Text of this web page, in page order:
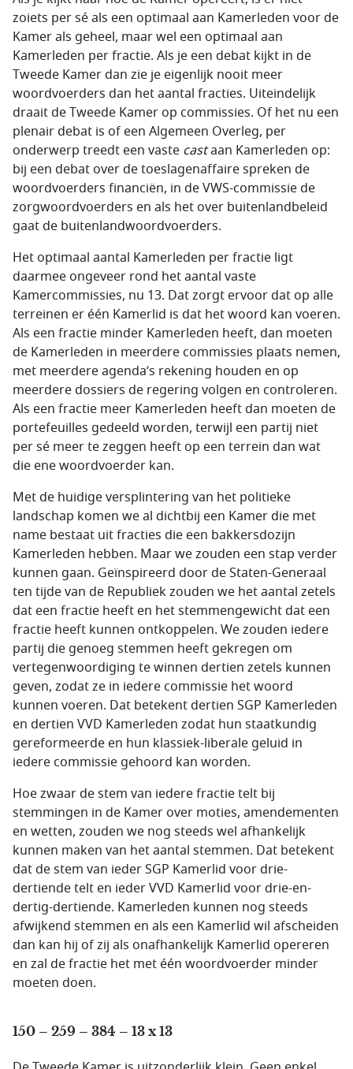
zoiets per sé als een optimaal aan Kamerleden voor de
Kamer als geheel, maar wel een optimaal aan
Kamerleden per fractie. Als je een debat kijkt in de
Tweede Kamer dan zie je eigenlijk nooit meer
woordvoerders dan het aantal fracties. Uiteindelijk
draait de Tweede Kamer op commissies. Of het nu een
plenair debat is of een Algemeen Overleg, per
onderwerp treedt een vaste castaan Kamerleden op:
bij een debat over de toeslagenaffaire spreken de
woordvoerders financiën, in de VWS-commissie de
zorgwoordvoerders en als het over buitenlandbeleid
gaat de buitenlandwoordvoerders.
Het optimaal aantal Kamerleden per fractie ligt
daarmee ongeveer rond het aantal vaste
Kamercommissies, nu 13. Dat zorgt ervoor dat op alle
terreinen er één Kamerlid is dat het woord kan voeren.
Als een fractie minder Kamerleden heeft, dan moeten
de Kamerleden in meerdere commissies plaats nemen,
met meerdere agenda’s rekening houden en op
meerdere dossiers de regering volgen en controleren.
Als een fractie meer Kamerleden heeft dan moeten de
portefeuilles gedeeld worden, terwijl een partij niet
per sé meer te zeggen heeft op een terrein dan wat
die ene woordvoerder kan.
Met de huidige versplintering van het politieke
landschap komen we al dichtbij een Kamer die met
name bestaat uit fracties die een bakkersdozijn
Kamerleden hebben. Maar we zouden een stap verder
kunnen gaan. Geïnspireerd door de Staten-Generaal
ten tijde van de Republiek zouden we het aantal zetels
dat een fractie heeft en het stemmengewicht dat een
fractie heeft kunnen ontkoppelen. We zouden iedere
partij die genoeg stemmen heeft gekregen om
vertegenwoordiging te winnen dertien zetels kunnen
geven, zodat ze in iedere commissie het woord
kunnen voeren. Dat betekent dertien SGP Kamerleden
en dertien VVD Kamerleden zodat hun staatkundig
gereformeerde en hun klassiek-liberale geluid in
iedere commissie gehoord kan worden.
Hoe zwaar de stem van iedere fractie telt bij
stemmingen in de Kamer over moties, amendementen
en wetten, zouden we nog steeds wel afhankelijk
kunnen maken van het aantal stemmen. Dat betekent
dat de stem van ieder SGP Kamerlid voor drie-
dertiende telt en ieder VVD Kamerlid voor drie-en-
dertig-dertiende. Kamerleden kunnen nog steeds
afwijkend stemmen en als een Kamerlid wil afscheiden
dan kan hij of zij als onafhankelijk Kamerlid opereren
en zal de fractie het met één woordvoerder minder
moeten doen.
150 – 259 – 384 – 13 x 13